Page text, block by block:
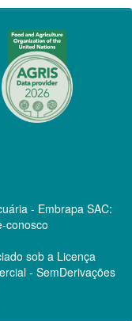
- Embrapa SAC:
conosco
sob a Licença
- SemDerivações